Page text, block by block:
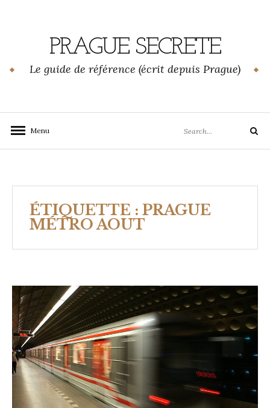
PRAGUE SECRETE
Le guide de référence (écrit depuis Prague)
Menu
for:
Search
ÉTIQUETTE : PRAGUE
MÉTRO AOUT